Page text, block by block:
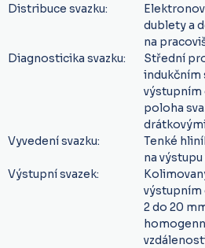
Distribuce svazku:
dublety a
na
Diagnosticika svazku:
Střední
indukčním
výstupním
poloha
Vyvedení svazku:
Tenké
na
Výstupní svazek:
výstupním
2 do 20